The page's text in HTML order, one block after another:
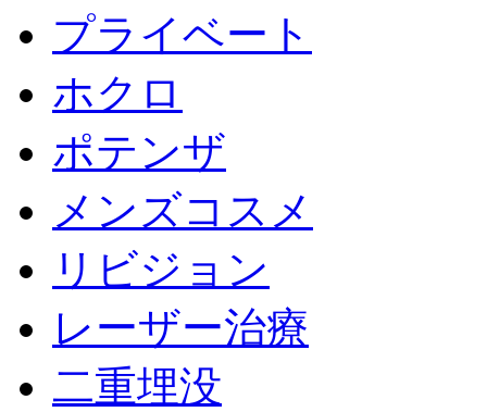
プライベート
ホクロ
ポテンザ
メンズコスメ
リビジョン
レーザー治療
二重埋没